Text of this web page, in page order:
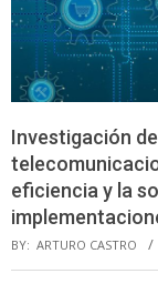
Investigación
eficiencia y la
BY: ARTURO CASTRO